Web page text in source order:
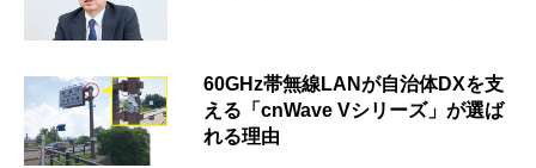
60GHz帯無線LANが自治体DXを支
える「cnWave Vシリーズ」が選ば
れる理由